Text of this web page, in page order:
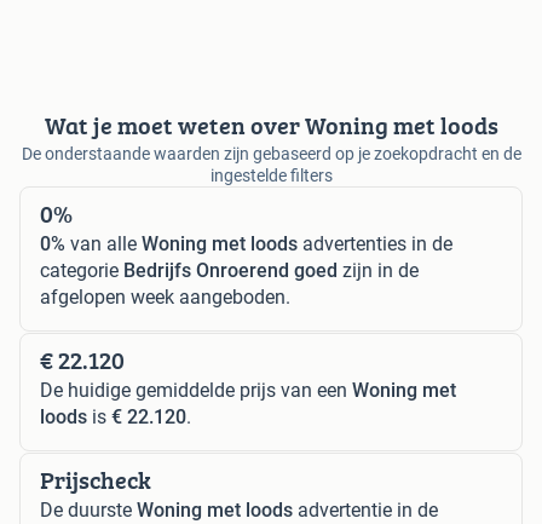
Wat je moet weten over Woning met loods
De onderstaande waarden zijn gebaseerd op je zoekopdracht en de
ingestelde filters
0%
0% van alle Woning met loods advertenties in de
categorie Bedrijfs Onroerend goed zijn in de
afgelopen week aangeboden.
€ 22.120
De huidige gemiddelde prijs van een Woning met
loods is € 22.120.
Prijscheck
De duurste Woning met loods advertentie in de